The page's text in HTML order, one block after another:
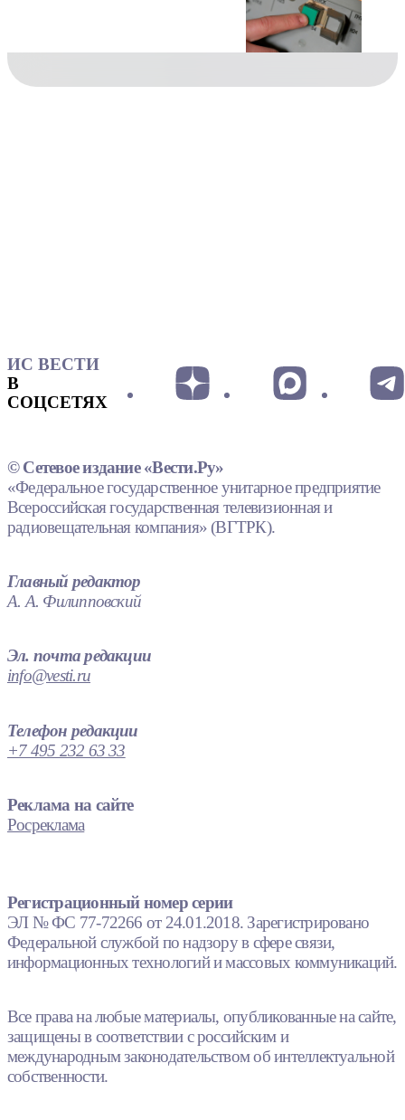
ИС ВЕСТИ
В
СОЦСЕТЯХ
© Сетевое издание «Вести.Ру»
«Федеральное государственное унитарное предприятие
Всероссийская государственная телевизионная и
радиовещательная компания» (ВГТРК).
Главный редактор
А. А. Филипповский
Эл. почта редакции
info@vesti.ru
Телефон редакции
+7 495 232 63 33
Реклама на сайте
Росреклама
Регистрационный номер серии
ЭЛ № ФС 77-72266 от 24.01.2018. Зарегистрировано
Федеральной службой по надзору в сфере связи,
информационных технологий и массовых коммуникаций.
Все права на любые материалы, опубликованные на сайте,
защищены в соответствии с российским и
международным законодательством об интеллектуальной
собственности.